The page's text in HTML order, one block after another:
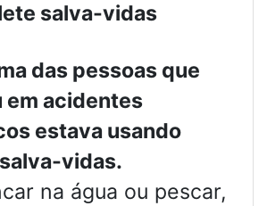
salva-vidas
das pessoas que
em acidentes
estava usando
vidas.
na água ou pescar,